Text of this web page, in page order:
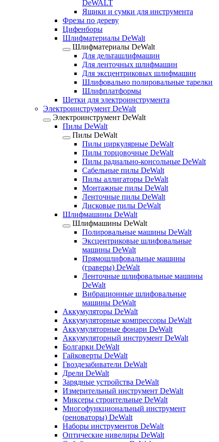
DeWALT
Ящики и сумки для инструмента
Фрезы по дереву
Цифенборы
Шлифматериалы DeWalt
Шлифматериалы DeWalt
Для дельташлифмашин
Для ленточных шлифмашин
Для эксцентриковых шлифмашин
Шлифовально полировальные тарелки
Шлифплатформы
Щетки для электроинструмента
Электроинструмент DeWalt
Электроинструмент DeWalt
Пилы DeWalt
Пилы DeWalt
Пилы циркулярные DeWalt
Пилы торцовочные DeWalt
Пилы радиально-консольные DeWalt
Сабельные пилы DeWalt
Пилы аллигаторы DeWalt
Монтажные пилы DeWalt
Ленточные пилы DeWalt
Дисковые пилы DeWalt
Шлифмашины DeWalt
Шлифмашины DeWalt
Полировальные машины DeWalt
Эксцентриковые шлифовальные
машины DeWalt
Прямошлифовальные машины
(граверы) DeWalt
Ленточные шлифовальные машины
DeWalt
Вибрационные шлифовальные
машины DeWalt
Аккумуляторы DeWalt
Аккумуляторные компрессоры DeWalt
Аккумуляторные фонари DeWalt
Аккумуляторный инструмент DeWalt
Болгарки DeWalt
Гайковерты DeWalt
Гвоздезабиватели DeWalt
Дрели DeWalt
Зарядные устройства DeWalt
Измерительный инструмент DeWalt
Миксеры строительные DeWalt
Многофункциональный инструмент
(реноваторы) DeWalt
Наборы инструментов DeWalt
Оптические нивелиры DeWalt